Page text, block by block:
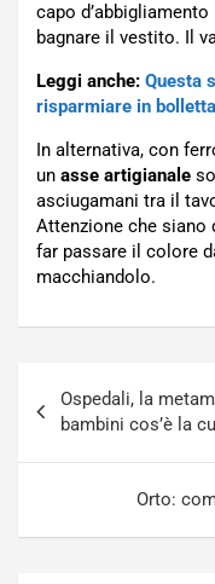
capo d’abbigliamento
bagnare il vestito. Il
Leggi anche: Questa
risparmiare in bolletta
In alternativa, con
un asse artigianale
asciugamani tra il
Attenzione che siano
far passare il colore
macchiandolo.
articoli
Ospedali, la
bambini cos’è la
Orto: